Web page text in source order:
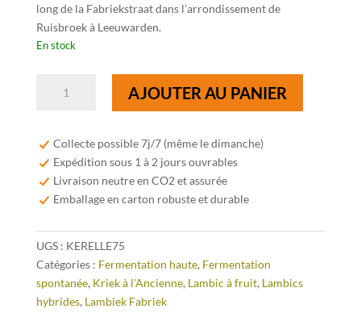
long de la Fabriekstraat dans l’arrondissement de
Ruisbroek à Leeuwarden.
En stock
Fabriek
Ker-
Elle
Kaishaku
75cl
AJOUTER AU PANIER
Collecte possible 7j/7 (même le dimanche)
Expédition sous 1 à 2 jours ouvrables
Livraison neutre en CO2 et assurée
Emballage en carton robuste et durable
UGS : KERELLE75
Catégories : Fermentation haute, Fermentation
spontanée, Kriek à l'Ancienne, Lambic à fruit, Lambics
hybrides, Lambiek Fabriek